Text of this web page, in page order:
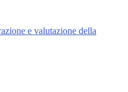
e valutazione della